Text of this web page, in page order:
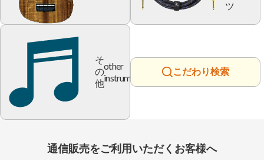
ツ
そ
の
他
other
instrument
こだわり検索
通信販売をご利用いただくお客様へ